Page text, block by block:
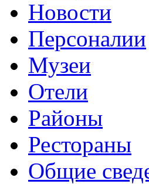
Новости
Персоналии
Музеи
Отели
Районы
Рестораны
Общие